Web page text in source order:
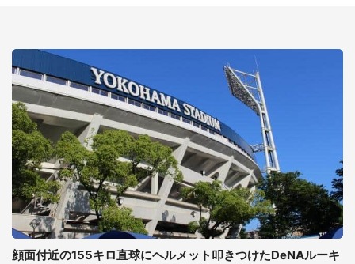
顔面付近の155キロ直球にヘルメット叩きつけたDeNAルーキ